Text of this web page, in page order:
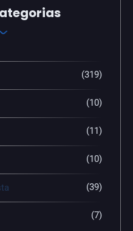
(319)
(10)
(11)
(10)
(39)
(7)